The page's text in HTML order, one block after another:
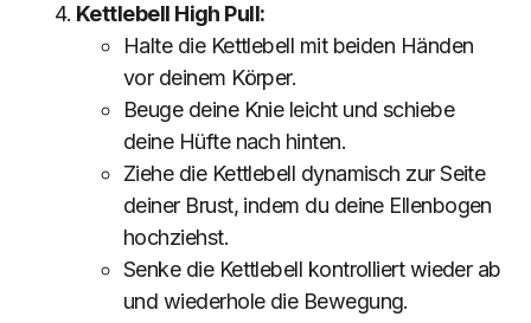
Kettlebell High Pull:
Halte die Kettlebell mit beiden Händen
vor deinem Körper.
Beuge deine Knie leicht und schiebe
deine Hüfte nach hinten.
Ziehe die Kettlebell dynamisch zur Seite
deiner Brust, indem du deine Ellenbogen
hochziehst.
Senke die Kettlebell kontrolliert wieder ab
und wiederhole die Bewegung.